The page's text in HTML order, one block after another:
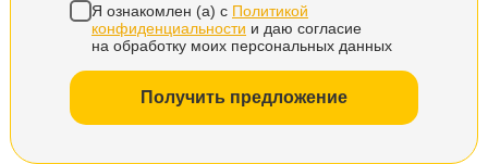
Я ознакомлен (а) с Политикой
конфиденциальности и даю согласие
на обработку моих персональных данных
Получить предложение